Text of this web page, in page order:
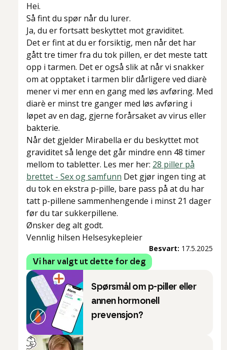
Hei.
Så fint du spør når du lurer.
Ja, du er fortsatt beskyttet mot graviditet.
Det er fint at du er forsiktig, men når det har
gått tre timer fra du tok pillen, er det meste tatt
opp i tarmen. Det er også slik at når vi snakker
om at opptaket i tarmen blir dårligere ved diarè
mener vi mer enn en gang med løs avføring. Med
diarè er minst tre ganger med løs avføring i
løpet av en dag, gjerne forårsaket av virus eller
bakterie.
Når det gjelder Mirabella er du beskyttet mot
graviditet så lenge det går mindre enn 48 timer
mellom to tabletter. Les mer her: 28 piller på
brettet - Sex og samfunn Det gjør ingen ting at
du tok en ekstra p-pille, bare pass på at du har
tatt p-pillene sammenhengende i minst 21 dager
før du tar sukkerpillene.
Ønsker deg alt godt.
Vennlig hilsen Helsesykepleier
Besvart: 17.5.2025
Vi har valgt ut dette for deg
Spørsmål om p-piller eller
annen hormonell
prevensjon?